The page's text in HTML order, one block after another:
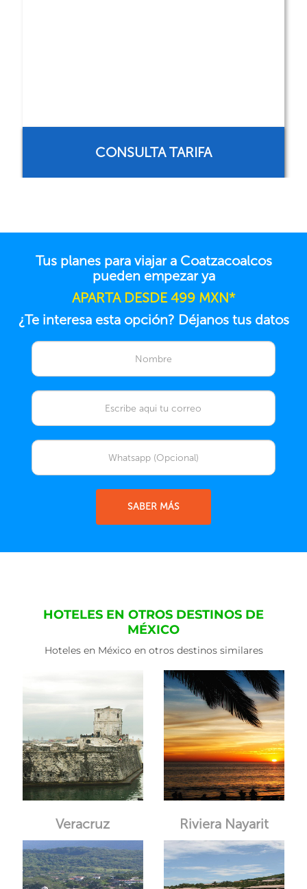
CONSULTA TARIFA
Tus planes para viajar a Coatzacoalcos
pueden empezar ya
APARTA DESDE 499 MXN*
¿Te interesa esta opción? Déjanos tus datos
SABER MÁS
HOTELES EN OTROS DESTINOS DE
MÉXICO
Hoteles en México en otros destinos similares
Veracruz Riviera Nayarit